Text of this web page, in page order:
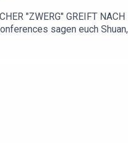
"ZWERG" GREIFT
sagen euch
und wie stark die
American, C-USA,